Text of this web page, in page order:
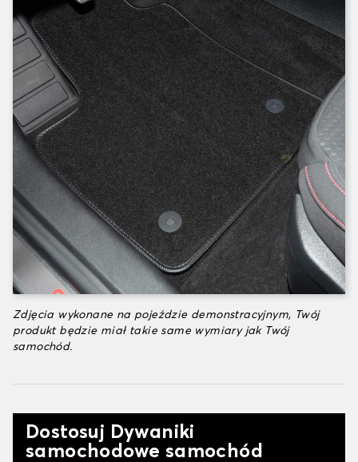
Zdjęcia wykonane na pojeździe demonstracyjnym, Twój
produkt będzie miał takie same wymiary jak Twój
samochód.
Dostosuj Dywaniki
samochodowe samochód